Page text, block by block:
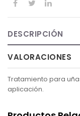
DESCRIPCIÓN
VALORACIONES
Tratamiento para
aplicación.